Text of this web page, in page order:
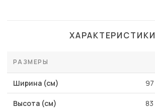
ХАРАКТЕРИСТИКИ
РАЗМЕРЫ
Ширина (см) 97
Высота (см) 83